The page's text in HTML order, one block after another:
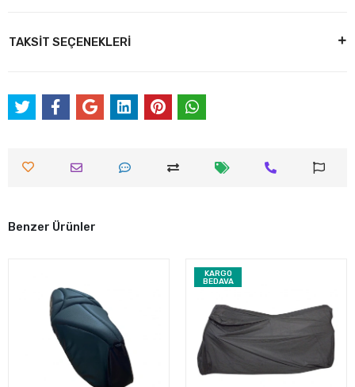
TAKSİT SEÇENEKLERİ
Benzer Ürünler
KARGO
BEDAVA